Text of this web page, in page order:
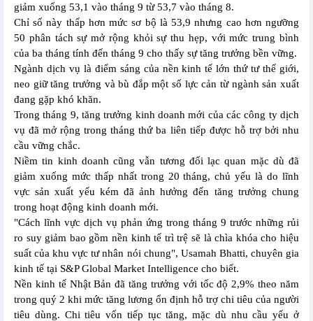
giảm xuống 53,1 vào tháng 9 từ 53,7 vào tháng 8.
Chỉ số này thấp hơn mức sơ bộ là 53,9 nhưng cao hơn ngưỡng
50 phân tách sự mở rộng khỏi sự thu hẹp, với mức trung bình
của ba tháng tính đến tháng 9 cho thấy sự tăng trưởng bền vững.
Ngành dịch vụ là điểm sáng của nền kinh tế lớn thứ tư thế giới,
neo giữ tăng trưởng và bù đắp một số lực cản từ ngành sản xuất
đang gặp khó khăn.
Trong tháng 9, tăng trưởng kinh doanh mới của các công ty dịch
vụ đã mở rộng trong tháng thứ ba liên tiếp được hỗ trợ bởi nhu
cầu vững chắc.
Niềm tin kinh doanh cũng vẫn tương đối lạc quan mặc dù đã
giảm xuống mức thấp nhất trong 20 tháng, chủ yếu là do lĩnh
vực sản xuất yếu kém đã ảnh hưởng đến tăng trưởng chung
trong hoạt động kinh doanh mới.
"Cách lĩnh vực dịch vụ phản ứng trong tháng 9 trước những rủi
ro suy giảm bao gồm nền kinh tế trì trệ sẽ là chìa khóa cho hiệu
suất của khu vực tư nhân nói chung", Usamah Bhatti, chuyên gia
kinh tế tại S&P Global Market Intelligence cho biết.
Nền kinh tế Nhật Bản đã tăng trưởng với tốc độ 2,9% theo năm
trong quý 2 khi mức tăng lương ổn định hỗ trợ chi tiêu của người
tiêu dùng. Chi tiêu vốn tiếp tục tăng, mặc dù nhu cầu yếu ở